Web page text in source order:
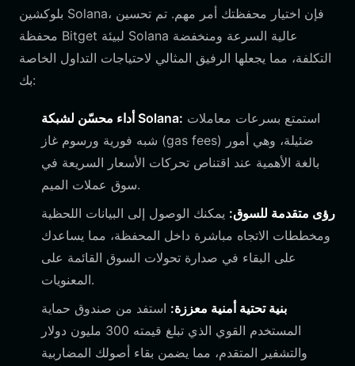
بلوكشين Solana، فإن اختيار محفظتك أمر مهم. تم تحسين
محفظة Bitget لبيئة Solana عالية السرعة ومنخفضة
التكلفة، مما يجعلها الرفيق المثالي لاحتياجات التداول الخاصة
بك:
أداء محسّن لشبكة Solana:
شبه فورية ورسوم غاز (gas fees) ضئيلة، وهي أمور
بالغة الأهمية عند اقتناص تحركات الأسعار السريعة في
سوق عملات الميم.
رؤى متقدمة للسوق: يمكنك الوصول إلى البيانات اللحظية
ومخططات الاتجاه مباشرة داخل المحفظة، مما يساعدك
على البقاء في صدارة تحولات السوق القائمة على
المعنويات.
بنية تحتية أمنية معززة: استفد من صندوق حماية
المستخدم القوي الذي تبلغ قيمته 300 مليون دولار
والتشفير المتقدم، مما يضمن بقاء أصولك المضاربية